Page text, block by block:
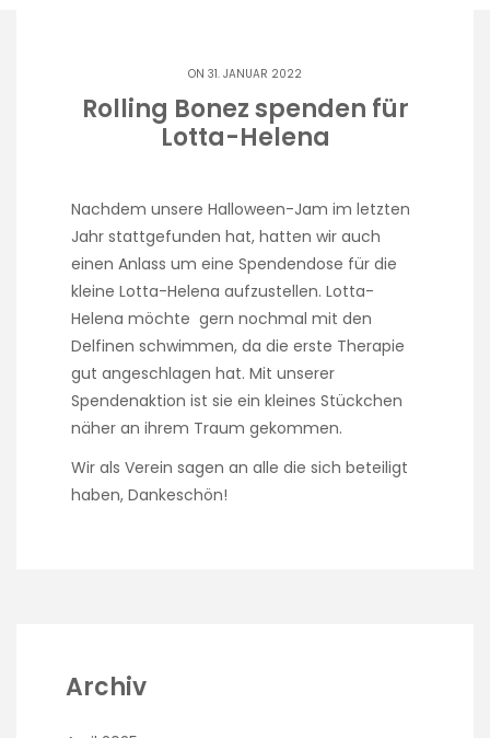
ON 31. JANUAR 2022
Rolling Bonez spenden für
Lotta-Helena
Nachdem unsere Halloween-Jam im letzten
Jahr stattgefunden hat, hatten wir auch
einen Anlass um eine Spendendose für die
kleine Lotta-Helena aufzustellen. Lotta-
Helena möchte gern nochmal mit den
Delfinen schwimmen, da die erste Therapie
gut angeschlagen hat. Mit unserer
Spendenaktion ist sie ein kleines Stückchen
näher an ihrem Traum gekommen.
Wir als Verein sagen an alle die sich beteiligt
haben, Dankeschön!
Archiv